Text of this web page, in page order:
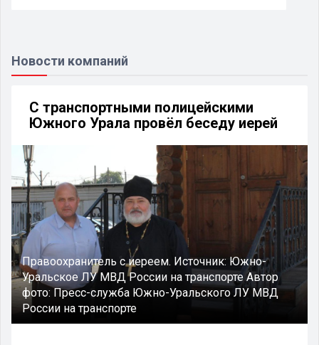
Новости компаний
С транспортными полицейскими
Южного Урала провёл беседу иерей
Правоохранитель с иереем. Источник: Южно-
Уральское ЛУ МВД России на транспорте Автор
фото: Пресс-служба Южно-Уральского ЛУ МВД
России на транспорте